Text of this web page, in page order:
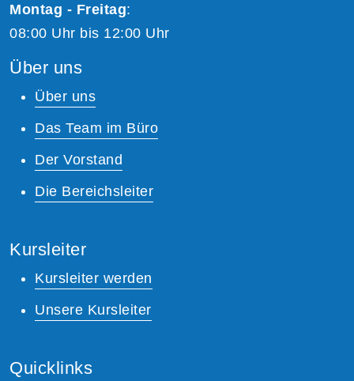
Montag - Freitag:
08:00 Uhr bis 12:00 Uhr
Über uns
Über uns
Das Team im Büro
Der Vorstand
Die Bereichsleiter
Kursleiter
Kursleiter werden
Unsere Kursleiter
Quicklinks